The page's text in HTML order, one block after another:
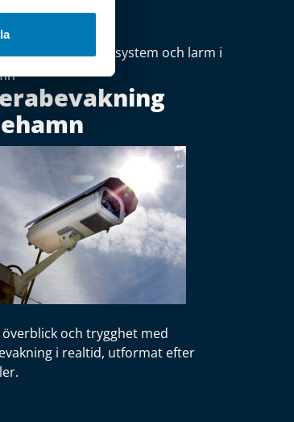
inom säkerhetssystem och larm i
och trygghet med
i realtid, utformat efter